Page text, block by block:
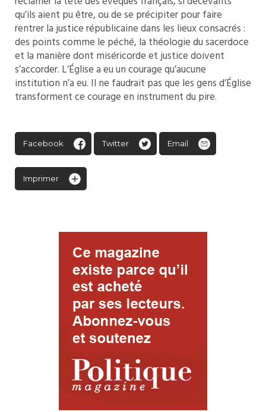
qu’ils aient pu être, ou de se précipiter pour faire
rentrer la justice républicaine dans les lieux consacrés :
des points comme le péché, la théologie du sacerdoce
et la manière dont miséricorde et justice doivent
s’accorder. L’Église a eu un courage qu’aucune
institution n’a eu. Il ne faudrait pas que les gens d’Église
transforment ce courage en instrument du pire.
Facebook Twitter Email
Imprimer